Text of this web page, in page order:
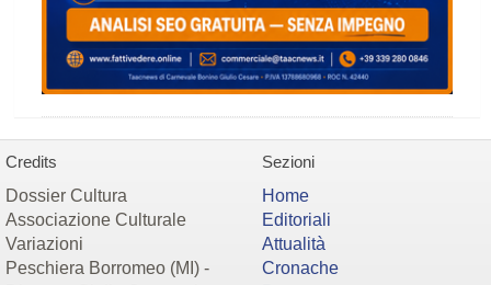
Credits
Dossier Cultura
Associazione Culturale
Variazioni
Peschiera Borromeo (MI) -
Sezioni
Home
Editoriali
Attualità
Cronache